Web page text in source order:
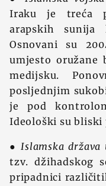
Iraku je treća
arapskih sunija
Osnovani su
umjesto oružane
medijsku.
posljednjim
je pod
Ideološki su bliski
●Islamska
tzv. džihadskog
pripadnici